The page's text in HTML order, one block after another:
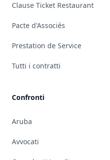
Clause Ticket Restaurant
Pacte d'Associés
Prestation de Service
Tutti i contratti
Confronti
Aruba
Avvocati